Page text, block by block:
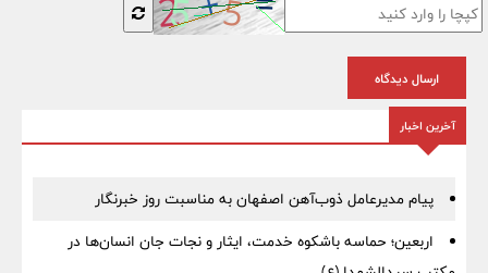
ارسال دیدگاه
آخرین اخبار
پیام مدیرعامل ذوب‌آهن اصفهان به مناسبت روز خبرنگار
اربعین؛ حماسه باشکوه خدمت، ایثار و نجات جان انسان‌ها در